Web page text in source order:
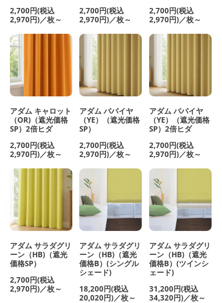
2,700円(税込
2,970円)／枚～
2,700円(税込
2,970円)／枚～
2,700円(税込
2,970円)／枚～
アダム キャロット
（OR)（遮光価格
SP）2倍ヒダ
2,700円(税込
2,970円)／枚～
アダム パパイヤ
（YE）（遮光価格
SP）
2,700円(税込
2,970円)／枚～
アダム パパイヤ
（YE）（遮光価格
SP）2倍ヒダ
2,700円(税込
2,970円)／枚～
アダム サラダグリ
ーン（HB)（遮光
価格SP）
2,700円(税込
2,970円)／枚～
アダム サラダグリ
ーン（HB)（遮光
価格B）(シングル
シェード)
18,200円(税込
20,020円)／枚～
アダム サラダグリ
ーン（HB)（遮光
価格B）(ツインシ
ェード)
31,200円(税込
34,320円)／枚～